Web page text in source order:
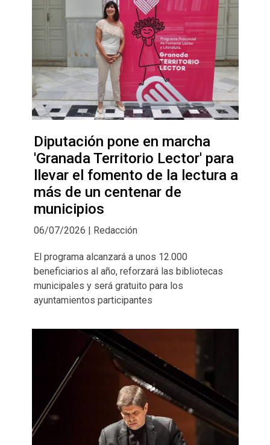
Diputación pone en marcha
'Granada Territorio Lector' para
llevar el fomento de la lectura a
más de un centenar de
municipios
06/07/2026 | Redacción
El programa alcanzará a unos 12.000
beneficiarios al año, reforzará las bibliotecas
municipales y será gratuito para los
ayuntamientos participantes